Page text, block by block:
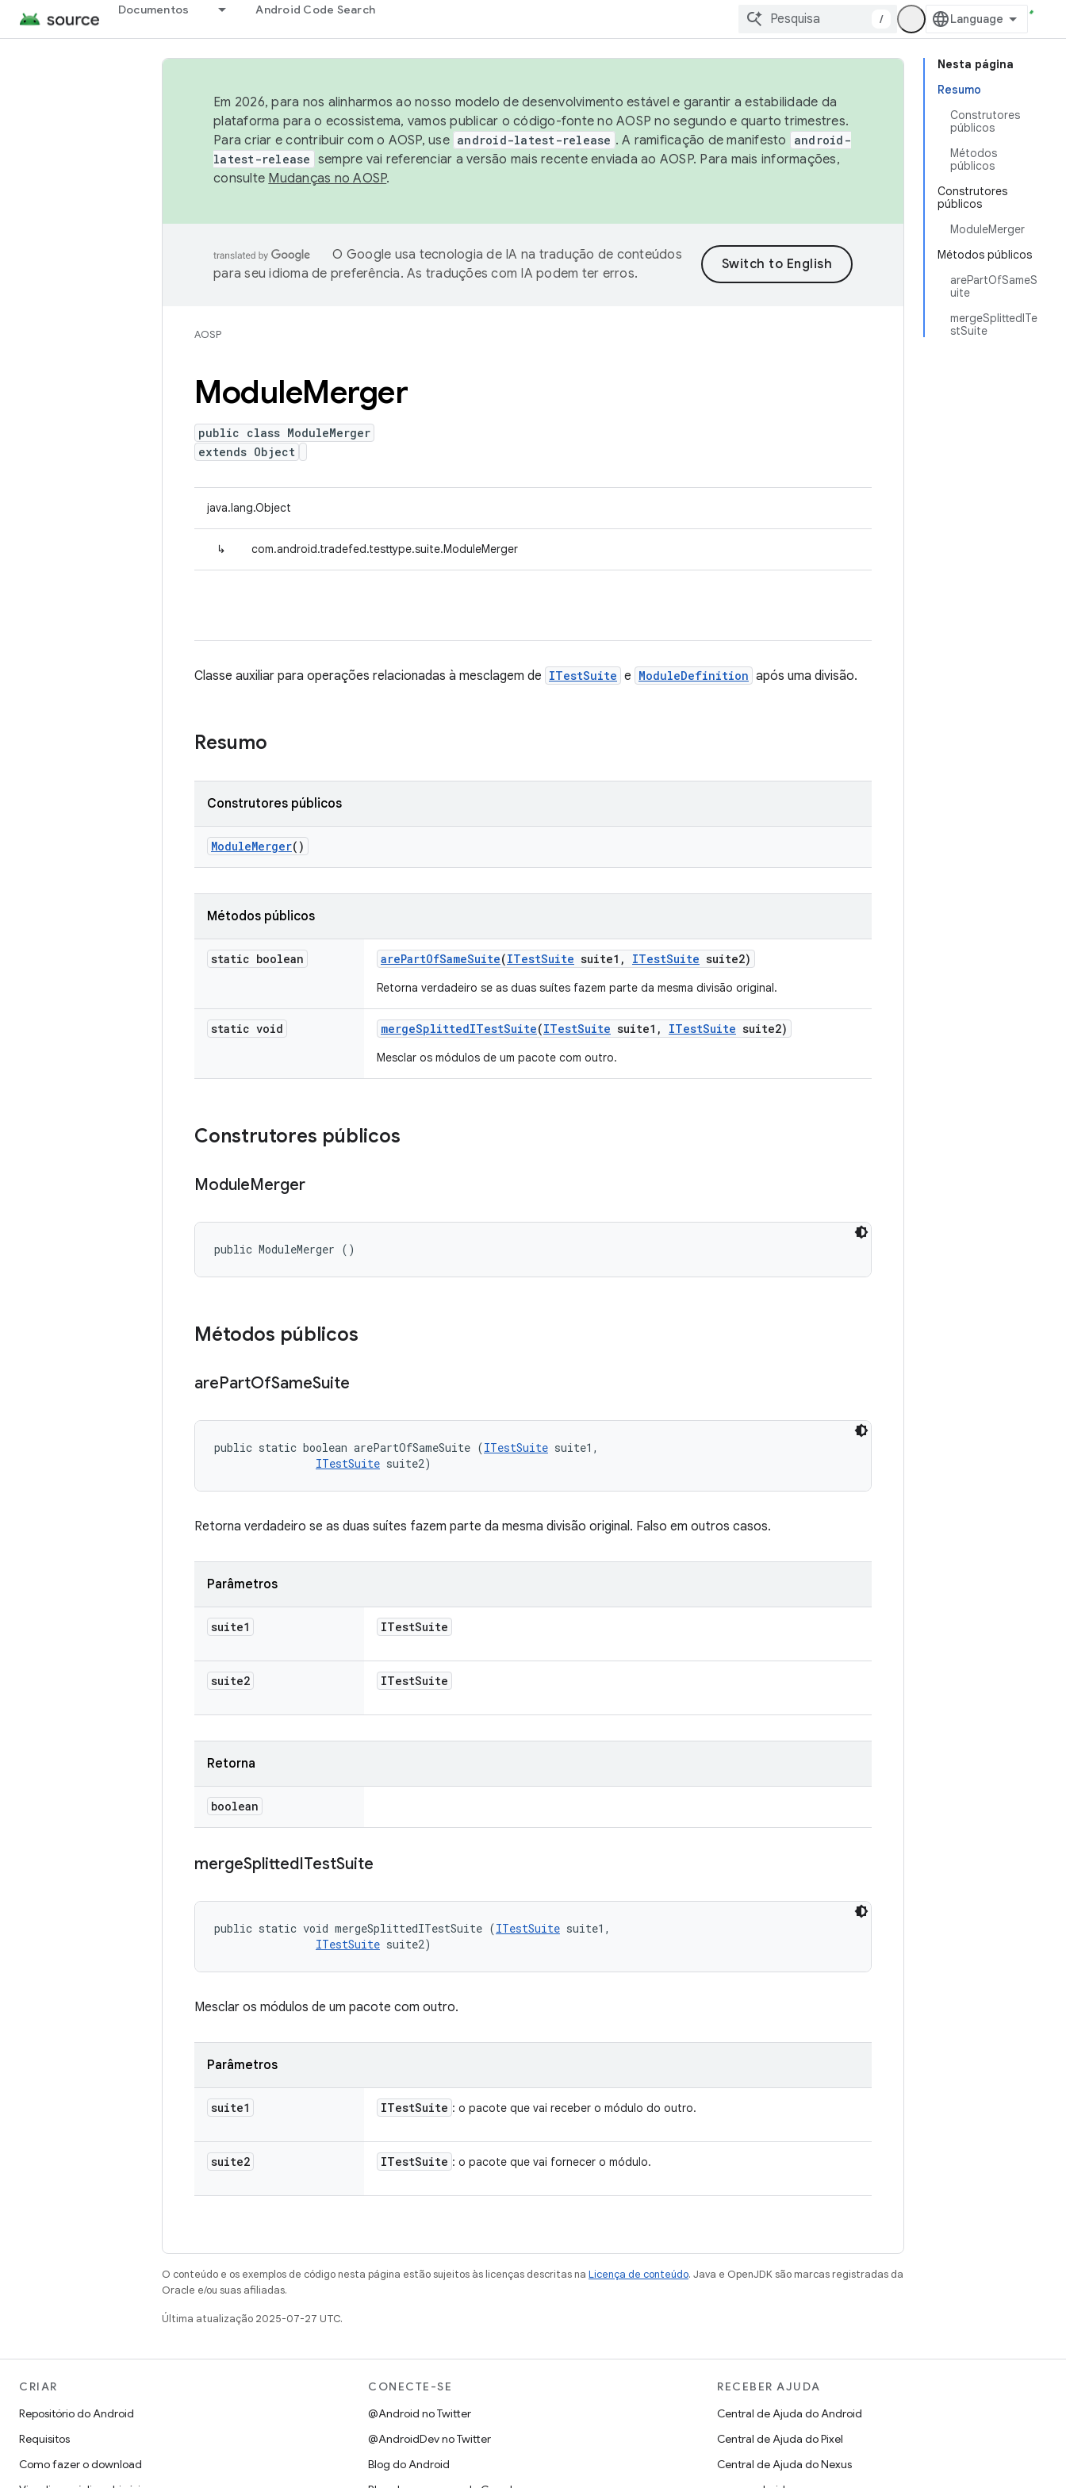
Documentos Android Code Search
/
Nesta página
Resumo
Construtores
públicos
Métodos
públicos
Construtores
públicos
ModuleMerger
Métodos públicos
arePartOfSameS
uite
mergeSplittedITe
stSuite
Em 2026, para nos alinharmos ao nosso modelo de desenvolvimento estável e garantir a estabilidade da
plataforma para o ecossistema, vamos publicar o código-fonte no AOSP no segundo e quarto trimestres.
Para criar e contribuir com o AOSP, use android-latest-release . A ramificação de manifesto
android-
latest-release sempre vai referenciar a versão mais recente enviada ao AOSP. Para mais informações,
consulte Mudanças no AOSP.
O Google usa tecnologia de IA na tradução de conteúdos
para seu idioma de preferência. As traduções com IA podem ter erros.
AOSP
ModuleMerger
public class ModuleMerger
extends Object
java.lang.Object
↳ com.android.tradefed.testtype.suite.ModuleMerger
Classe auxiliar para operações relacionadas à mesclagem de ITestSuite e ModuleDefinition após uma divisão.
Resumo
Construtores públicos
ModuleMerger()
Métodos públicos
static boolean arePartOfSameSuite(ITestSuite suite1 , ITestSuite suite2)
Retorna verdadeiro se as duas suítes fazem parte da mesma divisão original.
static void mergeSplittedITestSuite(ITestSuite suite1 , ITestSuite suite2)
Mesclar os módulos de um pacote com outro.
Construtores públicos
ModuleMerger
public ModuleMerger ()
Métodos públicos
arePartOfSameSuite
public static boolean arePartOfSameSuite (ITestSuite suite1,
ITestSuite suite2)
Retorna verdadeiro se as duas suítes fazem parte da mesma divisão original. Falso em outros casos.
Parâmetros
suite1 ITestSuite
suite2 ITestSuite
Retorna
boolean
mergeSplittedITestSuite
public static void mergeSplittedITestSuite (ITestSuite suite1,
ITestSuite suite2)
Mesclar os módulos de um pacote com outro.
Parâmetros
suite1 ITestSuite : o pacote que vai receber o módulo do outro.
suite2 ITestSuite : o pacote que vai fornecer o módulo.
O conteúdo e os exemplos de código nesta página estão sujeitos às licenças descritas na Licença de conteúdo. Java e OpenJDK são marcas registradas da
Oracle e/ou suas afiliadas.
Última atualização 2025-07-27 UTC.
CRIAR
Repositório do Android
Requisitos
Como fazer o download
CONECTE-SE
@Android no Twitter
@AndroidDev no Twitter
Blog do Android
RECEBER AJUDA
Central de Ajuda do Android
Central de Ajuda do Pixel
Central de Ajuda do Nexus